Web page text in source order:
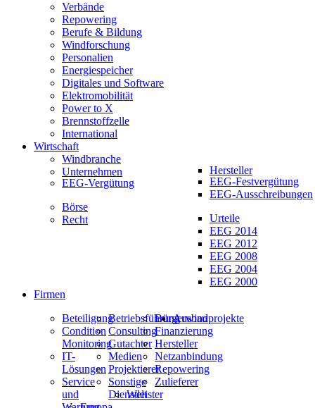
Verbände
Repowering
Berufe & Bildung
Windforschung
Personalien
Energiespeicher
Digitales und Software
Elektromobilität
Power to X
Brennstoffzelle
International
Wirtschaft
Windbranche
Unternehmen
Hersteller
EEG-Vergütung
EEG-Festvergütung
EEG-Ausschreibungen
Börse
Recht
Urteile
EEG 2014
EEG 2012
EEG 2008
EEG 2004
EEG 2000
Firmen
BeteiligungBetriebsführungBürgerwindprojekte
Condition
Monitoring
ConsultingFinanzierung
Gutachter Hersteller
IT-
Lösungen
Medien
Netzanbindung
ProjektiererRepowering
Service
und
Sonstige
Dienstleister
Zulieferer
Ausbau
Welt